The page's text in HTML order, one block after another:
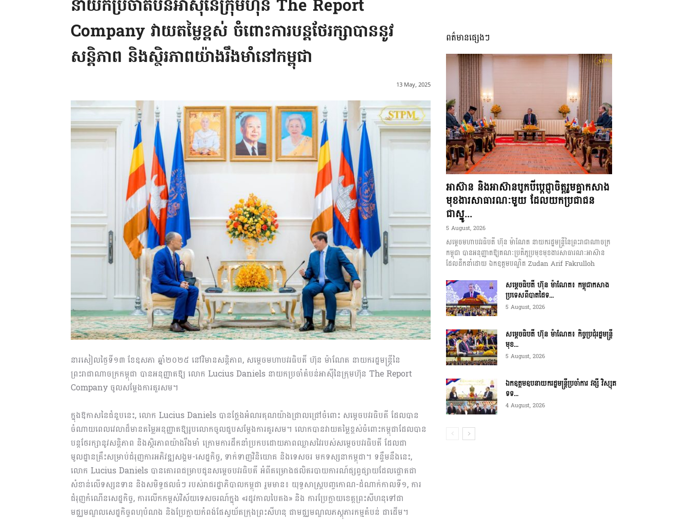
I
អង្គ
ភាព​
ព័ត៌មាន​
និង
ប្រតិកម្ម
រហ័ស
នាយកប្រចាំតំបន់អាស៊ីនៃក្រុមហ៊ុន The Report
Company វាយតម្លៃខ្ពស់ ចំពោះការបន្តថែរក្សាបាននូវ
សន្តិភាព និងស្ថិរភាពយ៉ាងរឹងមាំនៅកម្ពុជា
13 May, 2025
នារសៀលថ្ងៃទី១៣ ខែឧសភា ឆ្នាំ២០២៥ នៅវិមានសន្តិភាព, សម្តេចមហាបវរធិបតី ហ៊ុន ម៉ាណែត នាយករដ្ឋមន្ត្រីនៃ
ព្រះរាជាណាចក្រកម្ពុជា បានអនុញ្ញាតឱ្យ លោក Lucius Daniels នាយកប្រចាំតំបន់អាស៊ីនៃក្រុមហ៊ុន The Report
Company ចូលសម្តែងការគួរសម។
ក្នុងឱកាសនៃជំនួបនេះ, លោក Lucius Daniels បានថ្លែងអំណរគុណយ៉ាងជ្រាលជ្រៅចំពោះ សម្តេចបវរធិបតី ដែលបាន
ចំណាយពេលវេលាដ៏មានតម្លៃអនុញ្ញាតឱ្យរូបលោកចូលជួបសម្ដែងការគួរសម។ លោកបានវាយតម្លៃខ្ពស់ចំពោះកម្ពុជាដែលបាន
បន្តថែរក្សានូវសន្តិភាព និងស្ថិរភាពយ៉ាងរឹងមាំ ក្រោមការដឹកនាំប្រកបដោយភាពឈ្លាសវៃរបស់សម្ដេចបវរធិបតី ដែលជា
មូលដ្ឋានគ្រឹះសម្រាប់ជំរុញការអភិវឌ្ឍសង្គម-សេដ្ឋកិច្ច, ទាក់ទាញវិនិយោគ និងទេសចរ មកទស្សនាកម្ពុជា។ ទន្ទឹមនឹងនេះ,
លោក Lucius Daniels បានគោរពជម្រាបជូនសម្តេចបវរធិបតី អំពីគម្រោងផលិតរបាយការណ៍ផ្សព្វផ្សាយដែលផ្តោតជា
សំខាន់លើទស្សនទាន និងសមិទ្ធផលធំៗ របស់រាជរដ្ឋាភិបាលកម្ពុជា រួមមាន៖ យុទ្ធសាស្ត្របញ្ចកោណ-ដំណាក់កាលទី១, ការ
ជំរុញកំណើនសេដ្ឋកិច្ច, ការលើកកម្ពស់វិស័យទេសចរណ៍ក្នុង «រដូវកាលបៃតង» និង ការប្រែក្លាយខេត្តព្រះសីហនុទៅជា
មជ្ឈមណ្ឌលសេដ្ឋកិច្ចពហុបំណង និងប្រែក្លាយកំពង់ផែស្វយ័តក្រុងព្រះសីហនុ ជាមជ្ឈមណ្ឌលភស្តុភារកម្មតំបន់ ជាដេីម។
ពត៌មានផ្សេងៗ
អាស៊ាន និងអាស៊ានបូកបីប្តេជ្ញាចិត្តរួមគ្នាកសាង
មុខងារសាធារណៈមួយ ដែលយកប្រជាជន
ជាស្នូ...
5 August, 2026
សម្តេចមហាបវរធិបតី ហ៊ុន ម៉ាណែត នាយករដ្ឋមន្ត្រីនៃព្រះរាជាណាចក្រ
កម្ពុជា បានអនុញ្ញាតឱ្យគណៈប្រតិភូប្រមុខមុខងារសាធារណៈអាស៊ាន
ដែលដឹកនាំដោយ ឯកឧត្តមបណ្ឌិត Zudan Arif Fakrulloh
សម្ដេចធិបតី ហ៊ុន ម៉ាណែត៖ កម្ពុជាកសាង
ប្រទេសពីបាតដៃទ...
5 August, 2026
សម្ដេចធិបតី ហ៊ុន ម៉ាណែត៖ កិច្ចប្រជុំរដ្ឋមន្ត្រី
មុខ...
5 August, 2026
ឯកឧត្តមឧបនាយករដ្ឋមន្ត្រីប្រចាំការ វង្សី វិស្សុត
ទទ...
4 August, 2026